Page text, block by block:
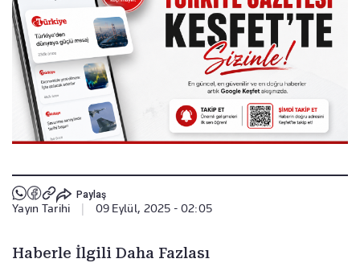
Paylaş
Yayın Tarihi 09 Eylül, 2025 - 02:05
Haberle İlgili Daha Fazlası